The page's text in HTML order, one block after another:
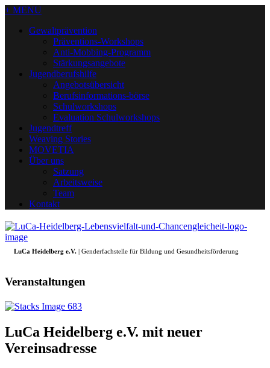
+ MENU
Gewaltprävention
Präventions-Workshops
Anti-Mobbing-Programm
Stärkungsangebote
Jugendberufshilfe
Angebotsübersicht
Berufsinformations-börse
Schulworkshops
Evaluation Schulworkshops
Jugendtreff
Weaving Stories
MOVETIA
Über uns
Satzung
Arbeitsweise
Team
Kontakt
LuCa Heidelberg e.V. | Genderfachstelle für Bildung und Gesundheitsförderung
Veranstaltungen
LuCa Heidelberg e.V. mit neuer
Vereinsadresse